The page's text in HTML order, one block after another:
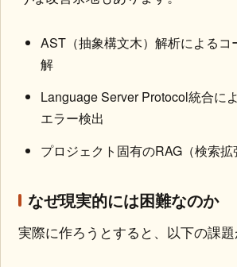
AST（抽象構文木）解析によるコ
解
Language Server Protocol統合に
エラー検出
プロジェクト固有のRAG（検索拡
なぜ現実的には困難なのか
実際に作ろうとすると、以下の課題